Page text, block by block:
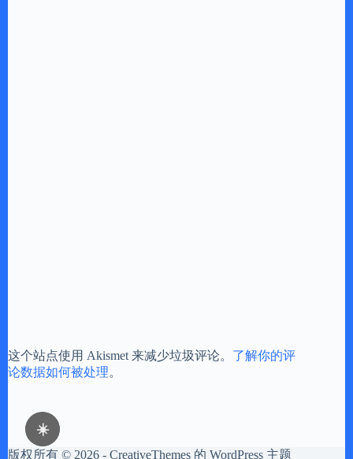
☀️
这个站点使用 Akismet 来减少垃圾评论。 了解你的评
论数据如何被处理。
版权所有 © 2026 - CreativeThemes 的 WordPress 主题